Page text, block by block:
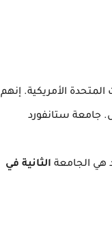
إنهم
جامعة ستانفورد
هي الجامعة الثانية في